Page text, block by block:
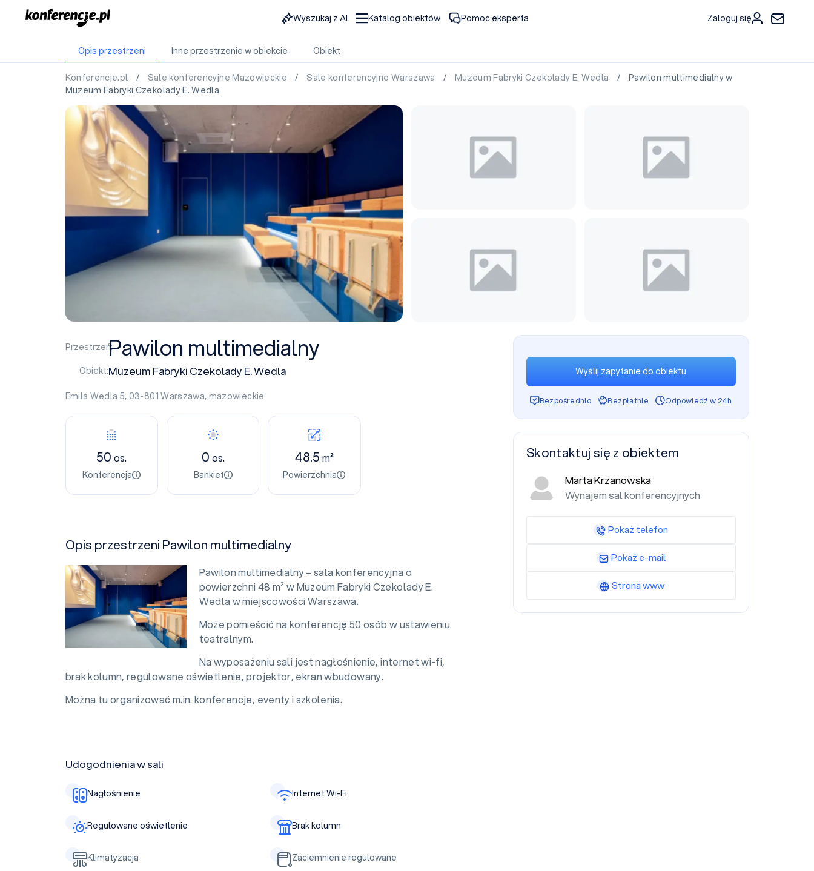
Wyszukaj z AI Katalog obiektów Pomoc eksperta Zaloguj się
Opis przestrzeni Inne przestrzenie w obiekcie Obiekt
Konferencje.pl / Sale konferencyjne Mazowieckie / Sale konferencyjne Warszawa / Muzeum Fabryki Czekolady E. Wedla
/ Pawilon multimedialny w
Muzeum Fabryki Czekolady E. Wedla
Przestrzeń:Pawilon multimedialny
Obiekt:Muzeum Fabryki Czekolady E. Wedla
Emila Wedla 5, 03-801Warszawa, mazowieckie
50os.
Konferencja
0 os.
Bankiet
48.5 m²
Powierzchnia
Opis przestrzeni Pawilon multimedialny
Pawilon multimedialny – sala konferencyjna o
powierzchni 48 m² w Muzeum Fabryki Czekolady E.
Wedla w miejscowości Warszawa.
Może pomieścić na konferencję 50 osób w ustawieniu
teatralnym.
Na wyposażeniu sali jest nagłośnienie, internet wi-fi,
brak kolumn, regulowane oświetlenie, projektor, ekran wbudowany.
Można tu organizować m.in. konferencje, eventy i szkolenia.
Udogodnienia w sali
Nagłośnienie Internet Wi-Fi
Regulowane oświetlenie Brak kolumn
Klimatyzacja Zaciemnienie regulowane
Wyślij zapytanie do obiektu
Bezpośrednio Bezpłatnie Odpowiedź w 24h
Skontaktuj się z obiektem
Marta Krzanowska
Wynajem sal konferencyjnych
Pokaż telefon
Pokaż e-mail
Strona www